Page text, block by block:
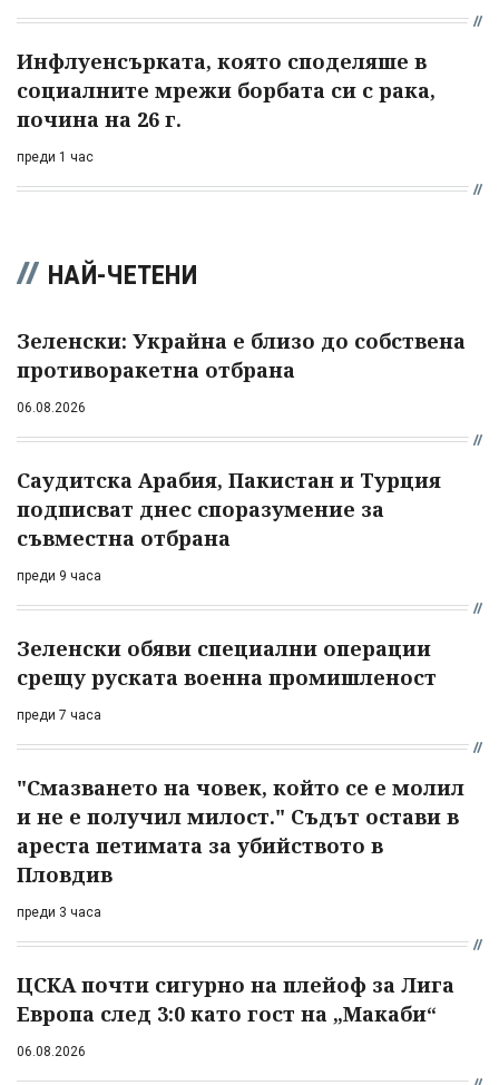
Инфлуенсърката, която споделяше в
социалните мрежи борбата си с рака,
почина на 26 г.
преди 1 час
НАЙ-ЧЕТЕНИ
Зеленски: Украйна е близо до собствена
противоракетна отбрана
06.08.2026
Саудитска Арабия, Пакистан и Турция
подписват днес споразумение за
съвместна отбрана
преди 9 часа
Зеленски обяви специални операции
срещу руската военна промишленост
преди 7 часа
"Смазването на човек, който се е молил
и не е получил милост." Съдът остави в
ареста петимата за убийството в
Пловдив
преди 3 часа
ЦСКА почти сигурно на плейоф за Лига
Европа след 3:0 като гост на „Макаби“
06.08.2026